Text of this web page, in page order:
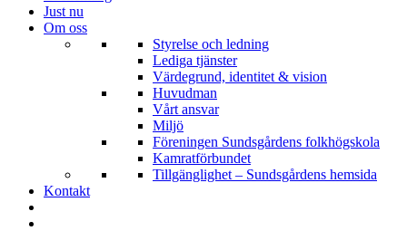
Just nu
Om oss
Styrelse och ledning
Lediga tjänster
Värdegrund, identitet & vision
Huvudman
Vårt ansvar
Miljö
Föreningen Sundsgårdens folkhögskola
Kamratförbundet
Tillgänglighet – Sundsgårdens hemsida
Kontakt